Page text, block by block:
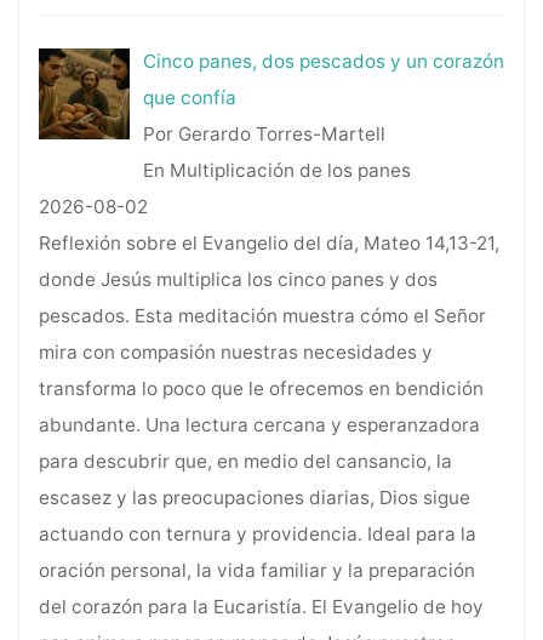
Cinco panes, dos pescados y un corazón
que confía
Por Gerardo Torres-Martell
En Multiplicación de los panes
2026-08-02
Reflexión sobre el Evangelio del día, Mateo 14,13-21,
donde Jesús multiplica los cinco panes y dos
pescados. Esta meditación muestra cómo el Señor
mira con compasión nuestras necesidades y
transforma lo poco que le ofrecemos en bendición
abundante. Una lectura cercana y esperanzadora
para descubrir que, en medio del cansancio, la
escasez y las preocupaciones diarias, Dios sigue
actuando con ternura y providencia. Ideal para la
oración personal, la vida familiar y la preparación
del corazón para la Eucaristía. El Evangelio de hoy